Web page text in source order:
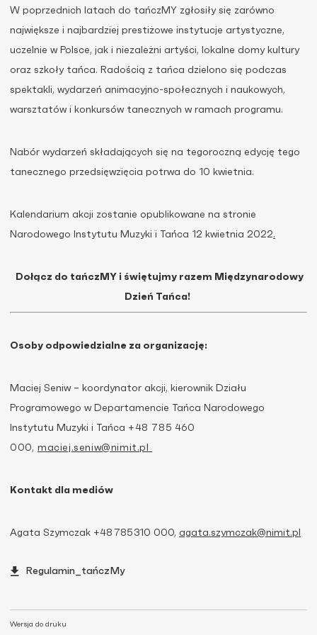
Wersja do druku
W poprzednich latach do tańczMY zgłosiły się zarówno
największe i najbardziej prestiżowe instytucje artystyczne,
uczelnie w Polsce, jak i niezależni artyści, lokalne domy kultury
oraz szkoły tańca. Radością z tańca dzielono się podczas
spektakli, wydarzeń animacyjno-społecznych i naukowych,
warsztatów i konkursów tanecznych w ramach programu.
Nabór wydarzeń składających się na tegoroczną edycję tego
tanecznego przedsięwzięcia potrwa do 10 kwietnia.
Kalendarium akcji zostanie opublikowane na stronie
Narodowego Instytutu Muzyki i Tańca 12 kwietnia 2022.
Dołącz do tańczMY i świętujmy razem Międzynarodowy
Dzień Tańca!
Osoby odpowiedzialne za organizację:
Maciej Seniw – koordynator akcji, kierownik Działu
Programowego w Departamencie Tańca Narodowego
Instytutu Muzyki i Tańca +48
785 460
000, maciej.seniw@nimit.pl
Kontakt dla mediów
Agata Szymczak +48 785 310 000, agata.szymczak@nimit.pl
Regulamin_tańczMy